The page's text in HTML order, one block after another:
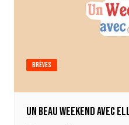
Brèves
Un beau Weekend avec